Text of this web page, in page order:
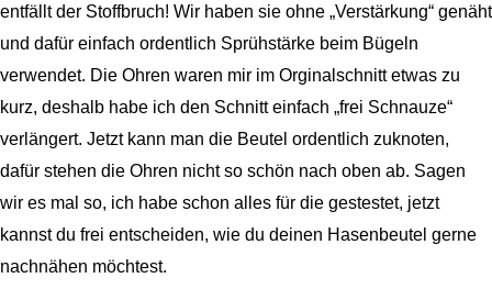
entfällt der Stoffbruch! Wir haben sie ohne „Verstärkung“ genäht
und dafür einfach ordentlich Sprühstärke beim Bügeln
verwendet. Die Ohren waren mir im Orginalschnitt etwas zu
kurz, deshalb habe ich den Schnitt einfach „frei Schnauze“
verlängert. Jetzt kann man die Beutel ordentlich zuknoten,
dafür stehen die Ohren nicht so schön nach oben ab. Sagen
wir es mal so, ich habe schon alles für die gestestet, jetzt
kannst du frei entscheiden, wie du deinen Hasenbeutel gerne
nachnähen möchtest.